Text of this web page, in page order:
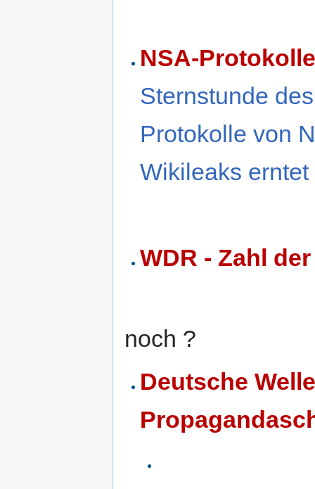
NSA-
Sternstunde
Protokolle von
Wikileaks
WDR - Zahl
noch ?
Deutsche